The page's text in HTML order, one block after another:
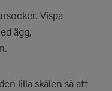
Vispa
ägg,
lilla skålen så att